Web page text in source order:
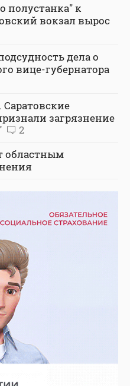
полустанка" к
вокзал вырос
дела о
вице-губернатора
загрязнение
2
областным